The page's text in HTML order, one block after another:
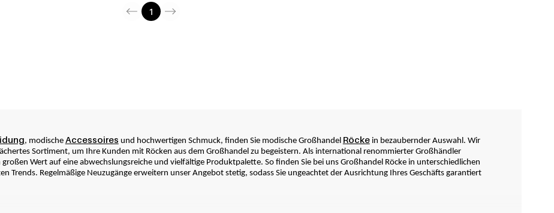
1
, modische Accessoires und hochwertigen Schmuck, finden Sie modische Großhandel Röcke in bezaubernder Auswahl. Wir
Sortiment, um Ihre Kunden mit Röcken aus dem Großhandel zu begeistern. Als international renommierter Großhändler
Wert auf eine abwechslungsreiche und vielfältige Produktpalette. So finden Sie bei uns Großhandel Röcke in unterschiedlichen
Trends. Regelmäßige Neuzugänge erweitern unser Angebot stetig, sodass Sie ungeachtet der Ausrichtung Ihres Geschäfts garantiert